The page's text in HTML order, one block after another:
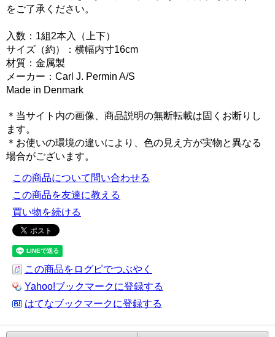
をご了承ください。
入数：1組2本入（上下）
サイズ（約）：横幅内寸16cm
材質：金属製
メーカー：Carl J. Permin A/S
Made in Denmark
＊当サイト内の画像、商品説明の無断転載は固くお断りし
ます。
＊お使いの環境の違いにより、色の見え方が実物と異なる
場合がございます。
この商品について問い合わせる
この商品を友達に教える
買い物を続ける
この商品をログピでつぶやく
Yahoo!ブックマークに登録する
はてなブックマークに登録する